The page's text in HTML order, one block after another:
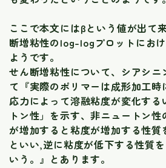
ここで本文にはβという値が出て
断増粘性のlog-logプロットにお
ようです。
せん断増粘性について、シアシニ
て『実際のポリマーは成形加工
応力によって溶融粘度が変化する
トン性」を示す、非ニュートン
が増加すると粘度が増加する性質
といい,逆に粘度が低下する性質
いう。』とあります。